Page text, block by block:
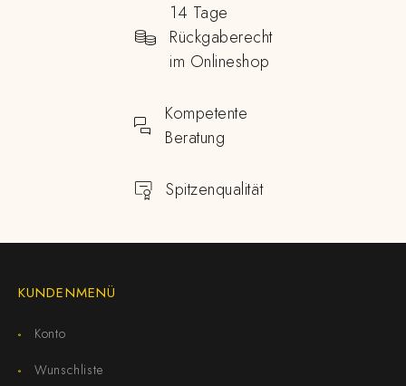
14 Tage
Rückgaberecht
im Onlineshop
Kompetente
Beratung
Spitzenqualität
KUNDENMENÜ
Konto
Wunschliste